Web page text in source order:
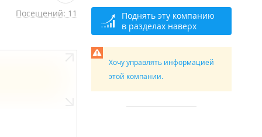
Посещений: 11
Поднять эту компанию
в разделах наверх
Хочу управлять информацией
этой компании.